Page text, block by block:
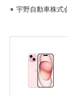
宇野自動車株式